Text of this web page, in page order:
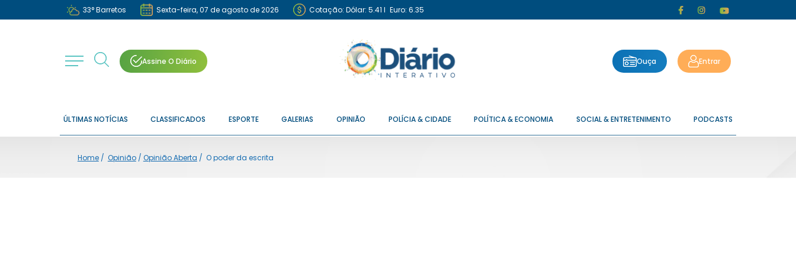
33°Barretos Sexta-feira, 07 de agosto de 2026 Cotação: Dólar: 5.41 I Euro: 6.35
Assine O Diário Ouça Entrar
ÚLTIMAS NOTÍCIAS CLASSIFICADOS ESPORTE GALERIAS OPINIÃO POLÍCIA & CIDADE POLÍTICA & ECONOMIA SOCIAL & ENTRETENIMENTO PODCASTS
Home/ Opinião/ Opinião Aberta / O poder da escrita